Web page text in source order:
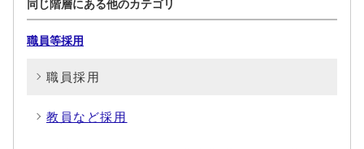
同じ階層にある他のカテゴリ
職員等採用
職員採用
教員など採用